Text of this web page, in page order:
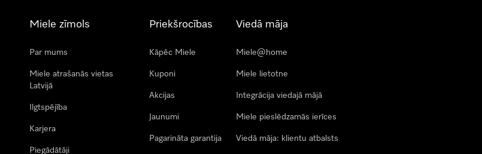
Miele zīmols
Par mums
Miele atrašanās vietas
Latvijā
Ilgtspējība
Karjera
Piegādātāji
Priekšrocības
Kāpēc Miele
Kuponi
Akcijas
Jaunumi
Pagarināta garantija
Viedā māja
Miele@home
Miele lietotne
Integrācija viedajā mājā
Miele pieslēdzamās ierīces
Viedā māja: klientu atbalsts